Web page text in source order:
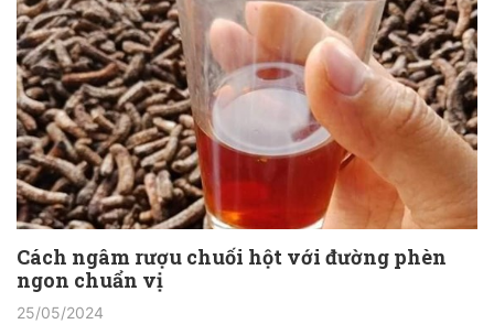
Cách ngâm rượu chuối hột với đường phèn
ngon chuẩn vị
25/05/2024